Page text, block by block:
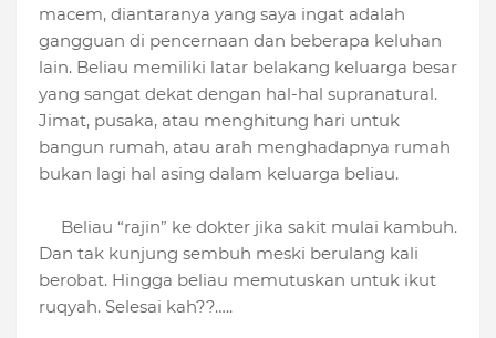
macem, diantaranya yang saya ingat adalah
gangguan di pencernaan dan beberapa keluhan
lain. Beliau memiliki latar belakang keluarga besar
yang sangat dekat dengan hal-hal supranatural.
Jimat, pusaka, atau menghitung hari untuk
bangun rumah, atau arah menghadapnya rumah
bukan lagi hal asing dalam keluarga beliau.
Beliau “rajin” ke dokter jika sakit mulai kambuh.
Dan tak kunjung sembuh meski berulang kali
berobat. Hingga beliau memutuskan untuk ikut
ruqyah. Selesai kah??…..